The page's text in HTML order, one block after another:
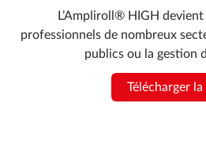
L’Ampliroll® HIGH
professionnels de nombreux
publics ou la gestion
Télécharger la